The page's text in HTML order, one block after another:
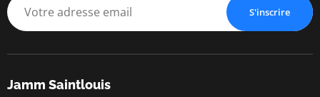
S'inscrire
Jamm Saintlouis